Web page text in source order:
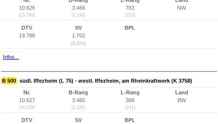
10.626
(13.792)
3.466
(1.193)
783
(212)
NW
DTV
19.788
SV
1.702
(8,6%)
BPL
Infos...
B 500 südl. Iffezheim (L 75) - westl. Iffezheim, am Rheinkraftwerk (K 3758)
Nr.
10.627
(14.078)
B-Rang
3.465
(1.192)
L-Rang
388
(241)
Land
BW
DTV
SV
BPL